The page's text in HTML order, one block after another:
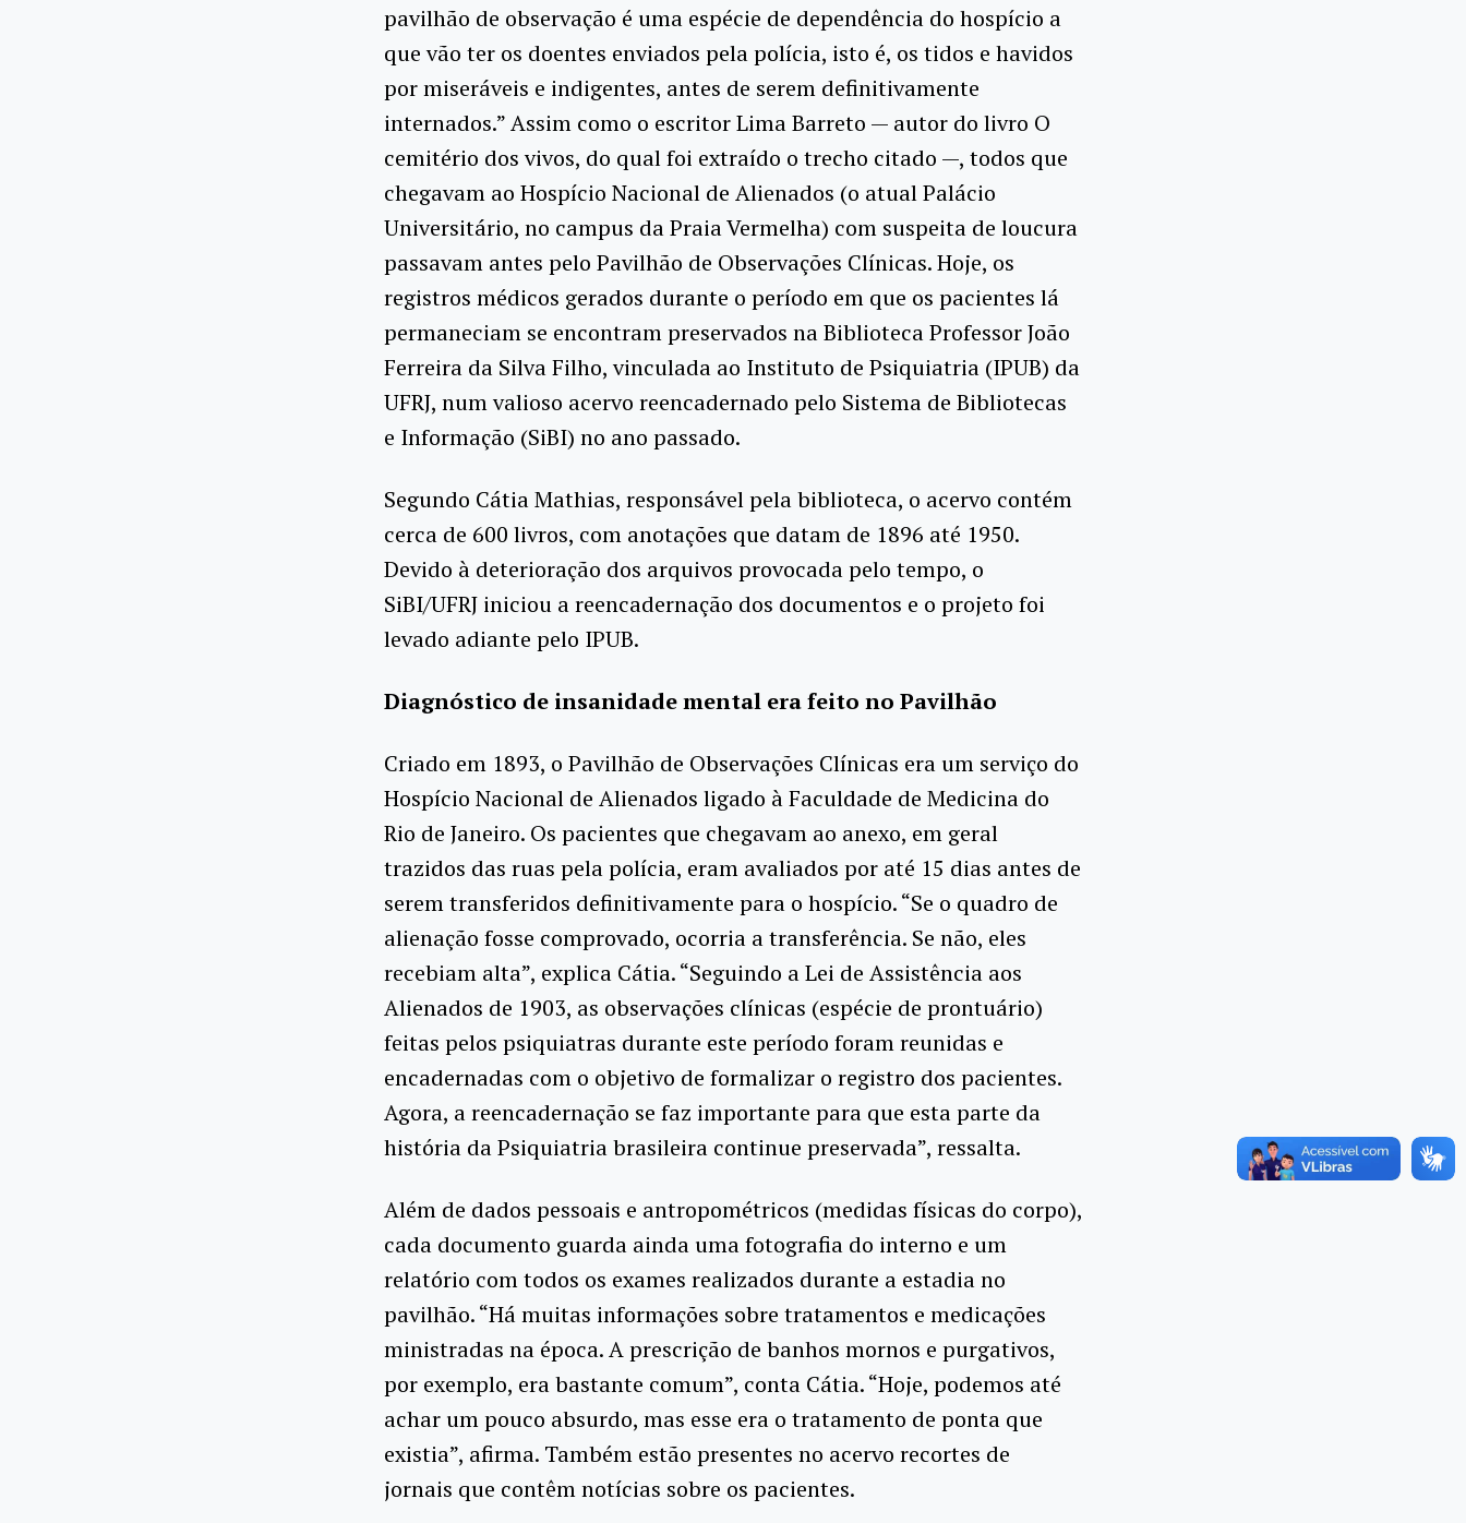
pavilhão de observação é uma espécie de dependência do hospício a
que vão ter os doentes enviados pela polícia, isto é, os tidos e havidos
por miseráveis e indigentes, antes de serem definitivamente
internados.” Assim como o escritor Lima Barreto — autor do livro O
cemitério dos vivos, do qual foi extraído o trecho citado —, todos que
chegavam ao Hospício Nacional de Alienados (o atual Palácio
Universitário, no campus da Praia Vermelha) com suspeita de loucura
passavam antes pelo Pavilhão de Observações Clínicas. Hoje, os
registros médicos gerados durante o período em que os pacientes lá
permaneciam se encontram preservados na Biblioteca Professor João
Ferreira da Silva Filho, vinculada ao Instituto de Psiquiatria (IPUB) da
UFRJ, num valioso acervo reencadernado pelo Sistema de Bibliotecas
e Informação (SiBI) no ano passado.
Segundo Cátia Mathias, responsável pela biblioteca, o acervo contém
cerca de 600 livros, com anotações que datam de 1896 até 1950.
Devido à deterioração dos arquivos provocada pelo tempo, o
SiBI/UFRJ iniciou a reencadernação dos documentos e o projeto foi
levado adiante pelo IPUB.
Diagnóstico de insanidade mental era feito no Pavilhão
Criado em 1893, o Pavilhão de Observações Clínicas era um serviço do
Hospício Nacional de Alienados ligado à Faculdade de Medicina do
Rio de Janeiro. Os pacientes que chegavam ao anexo, em geral
trazidos das ruas pela polícia, eram avaliados por até 15 dias antes de
serem transferidos definitivamente para o hospício. “Se o quadro de
alienação fosse comprovado, ocorria a transferência. Se não, eles
recebiam alta”, explica Cátia. “Seguindo a Lei de Assistência aos
Alienados de 1903, as observações clínicas (espécie de prontuário)
feitas pelos psiquiatras durante este período foram reunidas e
encadernadas com o objetivo de formalizar o registro dos pacientes.
Agora, a reencadernação se faz importante para que esta parte da
história da Psiquiatria brasileira continue preservada”, ressalta.
Além de dados pessoais e antropométricos (medidas físicas do corpo),
cada documento guarda ainda uma fotografia do interno e um
relatório com todos os exames realizados durante a estadia no
pavilhão. “Há muitas informações sobre tratamentos e medicações
ministradas na época. A prescrição de banhos mornos e purgativos,
por exemplo, era bastante comum”, conta Cátia. “Hoje, podemos até
achar um pouco absurdo, mas esse era o tratamento de ponta que
existia”, afirma. Também estão presentes no acervo recortes de
jornais que contêm notícias sobre os pacientes.